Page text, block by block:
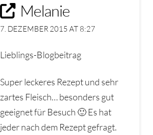
Melanie
7. DEZEMBER 2015 AT 8:27
Lieblings-Blogbeitrag
Super leckeres Rezept und sehr
zartes Fleisch… besonders gut
geeignet für Besuch 🙂 Es hat
jeder nach dem Rezept gefragt.